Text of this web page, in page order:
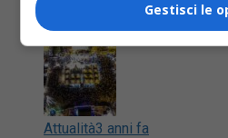
Attualità3 anni fa
Gestisci le